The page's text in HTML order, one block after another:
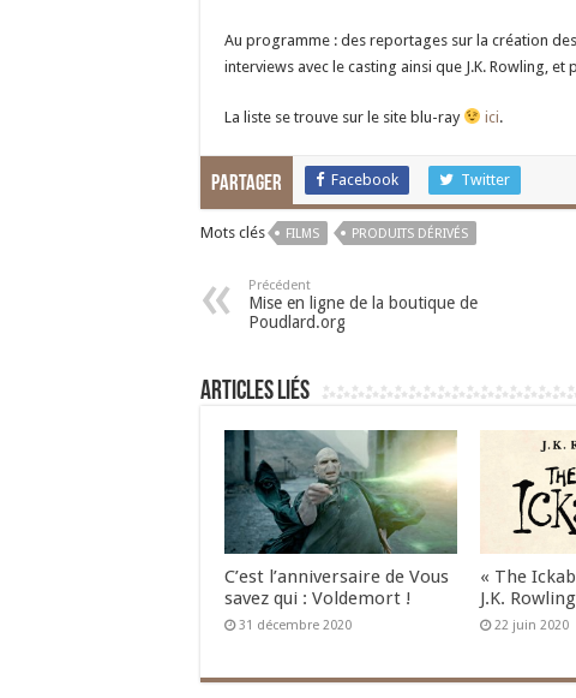
Au programme : des reportages sur la création
interviews avec le casting ainsi que J.K. Rowling, et
La liste se trouve sur le site blu-ray ici.
Partager Facebook Twitter
Mots clés FILMS PRODUITS DÉRIVÉS
Précédent
Mise en ligne de la boutique de
Poudlard.org
Articles liés
C’est l’anniversaire de Vous
savez qui : Voldemort !
31 décembre 2020
« The
J.K. Rowling
22 juin 2020